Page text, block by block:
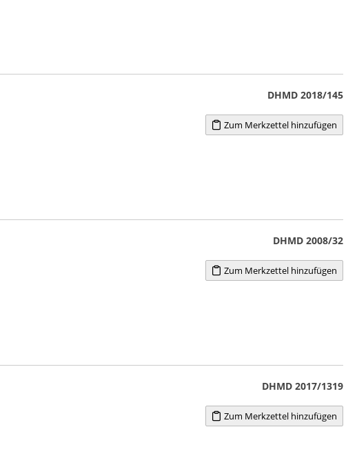
DHMD 2018/145
Zum Merkzettel hinzufügen
DHMD 2008/32
Zum Merkzettel hinzufügen
DHMD 2017/1319
Zum Merkzettel hinzufügen